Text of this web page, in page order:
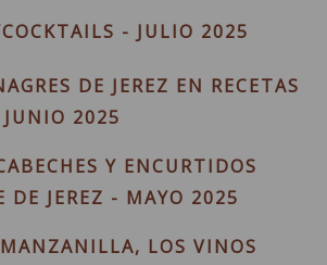
- JULIO 2025
DE JEREZ EN RECETAS
2025
Y ENCURTIDOS
DE JEREZ - MAYO 2025
LOS VINOS